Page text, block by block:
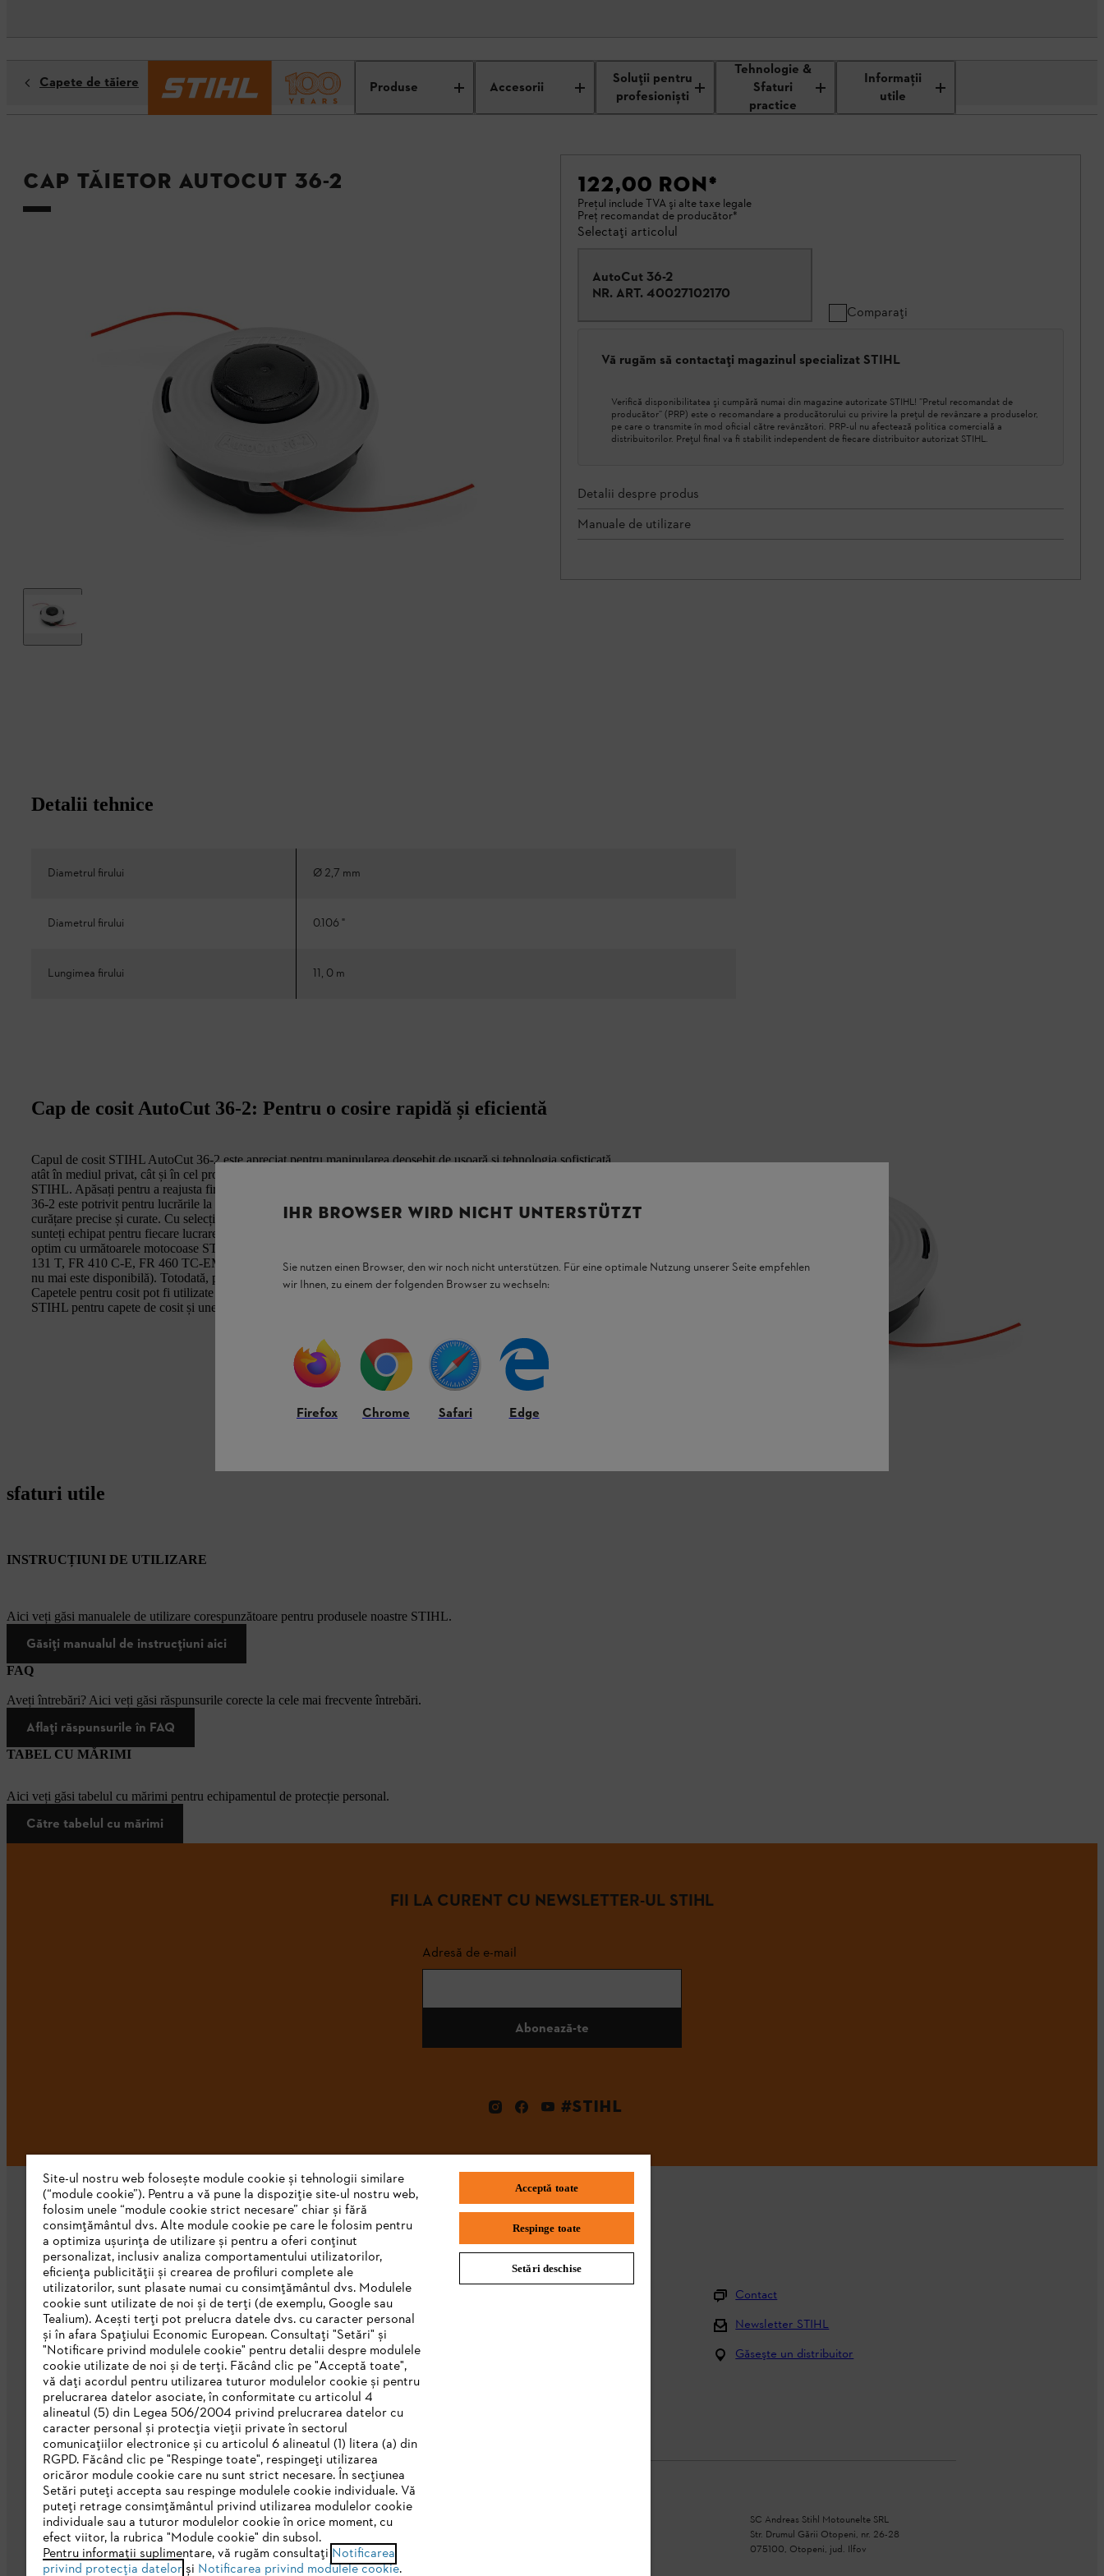
Produse Accesorii
Soluții pentru
profesioniști
Tehnologie &
Sfaturi
practice
Informaţii
utile
Capete de tăiere
Cap tăietor AutoCut 36-2 122,00 RON*
Preţul include TVA şi alte taxe legale
Preţ recomandat de producător*
Selectați articolul
AutoCut 36-2
NR. ART. 40027102170
Comparați
Vă rugăm să contactați magazinul specializat STIHL
Verifică disponibilitatea şi cumpără numai din magazine autorizate STIHL! ”Pretul recomandat de
producător” (PRP) este o recomandare a producătorului cu privire la prețul de revânzare a produselor,
pe care o transmite în mod oficial către revânzători. PRP-ul nu afectează politica comercială a
distribuitorilor. Prețul final va fi stabilit independent de fiecare distribuitor autorizat STIHL.
Detalii despre produs
Manuale de utilizare
Detalii tehnice
Diametrul firului Ø 2,7 mm
Diametrul firului 0.106 "
Lungimea firului 11, 0 m
Cap de cosit AutoCut 36-2: Pentru o cosire rapidă și eficientă
Capul de cosit STIHL AutoCut 36-2 este apreciat pentru manipularea deosebit de ușoară și tehnologia sofisticată,
atât în mediul privat, cât și în cel profesional. Capul de cosit cu două fire este compatibil cu multe motocoase
STIHL. Apăsați pentru a reajusta firul și puteți să lucrați rapid și eficient cu el. Capul de cosit STIHL AutoCut
36-2 este potrivit pentru lucrările la marginile gazonului, copaci, trepte și pereți. Acesta permite lucrări de
curățare precise și curate. Cu selecția sa variată de fire de cosit durabile cu diametre de la 2,7 mm la 3,3 mm,
sunteți echipat pentru fiecare lucrare și pentru toate condițiile. STIHL AutoCut 36-2 poate fi combinat în mod
optim cu următoarele motocoase STIHL: FS 89, FS 91, FS 111, FS 131, FS 240 C-E, FSA 130, FSA 135, FR
131 T, FR 410 C-E, FR 460 TC-EM. Puteți folosi și STIHL AutoCut 36-2 cu motocoasa STIHL FR 480 (care
nu mai este disponibilă). Totodată, puteți echipa unealta combinată STIHL FS-KM cu AutoCut 36-2. Notă:
Capetele pentru cosit pot fi utilizate doar cu o apărătoare specială pentru cosit sau cu o apărătoare universală
STIHL pentru capete de cosit și unelte metalice.
sfaturi utile
INSTRUCȚIUNI DE UTILIZARE
Aici veți găsi manualele de utilizare corespunzătoare pentru produsele noastre STIHL.
Găsiți manualul de instrucțiuni aici
FAQ
Aveți întrebări? Aici veți găsi răspunsurile corecte la cele mai frecvente întrebări.
Aflați răspunsurile în FAQ
TABEL CU MĂRIMI
Aici veți găsi tabelul cu mărimi pentru echipamentul de protecție personal.
Către tabelul cu mărimi
FII LA CURENT CU NEWSLETTER-UL STIHL
Adresă de e-mail
Abonează-te
#STIHL
STIHL Romania
Despre noi
Catalog
Linia de Integritate STIHL
Informaţii Utile
Contact
Newsletter STIHL
Găseşte un distribuitor
Politica de confidenţialitate Informare legală
SC Andreas Stihl Motounelte SRL
Str. Drumul Gării Otopeni, nr. 26-28
075100, Otopeni, jud. Ilfov
IHR BROWSER WIRD NICHT UNTERSTÜTZT
Sie nutzen einen Browser, den wir noch nicht unterstützen. Für eine optimale Nutzung unserer Seite empfehlen
wir Ihnen, zu einem der folgenden Browser zu wechseln:
Firefox Chrome Safari Edge
Site-ul nostru web folosește module cookie și tehnologii similare
(“module cookie”). Pentru a vă pune la dispoziție site-ul nostru web,
folosim unele “module cookie strict necesare” chiar și fără
consimțământul dvs. Alte module cookie pe care le folosim pentru
a optimiza ușurința de utilizare și pentru a oferi conținut
personalizat, inclusiv analiza comportamentului utilizatorilor,
eficiența publicității și crearea de profiluri complete ale
utilizatorilor, sunt plasate numai cu consimțământul dvs. Modulele
cookie sunt utilizate de noi și de terți (de exemplu, Google sau
Tealium). Acești terți pot prelucra datele dvs. cu caracter personal
și în afara Spațiului Economic European. Consultați "Setări" și
"Notificare privind modulele cookie" pentru detalii despre modulele
cookie utilizate de noi și de terți. Făcând clic pe "Acceptă toate",
vă dați acordul pentru utilizarea tuturor modulelor cookie și pentru
prelucrarea datelor asociate, în conformitate cu articolul 4
alineatul (5) din Legea 506/2004 privind prelucrarea datelor cu
caracter personal și protecția vieții private în sectorul
comunicațiilor electronice și cu articolul 6 alineatul (1) litera (a) din
RGPD. Făcând clic pe "Respinge toate", respingeți utilizarea
oricăror module cookie care nu sunt strict necesare. În secțiunea
Setări puteți accepta sau respinge modulele cookie individuale. Vă
puteți retrage consimțământul privind utilizarea modulelor cookie
individuale sau a tuturor modulelor cookie în orice moment, cu
efect viitor, la rubrica "Module cookie" din subsol.
Pentru informații suplimentare, vă rugăm consultați Notificarea
privind protecția datelorși Notificarea privind modulele cookie.
Acceptă toate
Respinge toate
Setări deschise